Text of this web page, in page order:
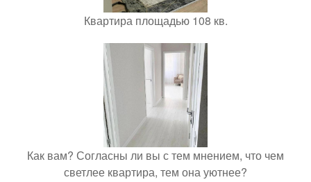
Квартира площадью 108 кв.
Как вам? Согласны ли вы с тем мнением, что чем
светлее квартира, тем она уютнее?